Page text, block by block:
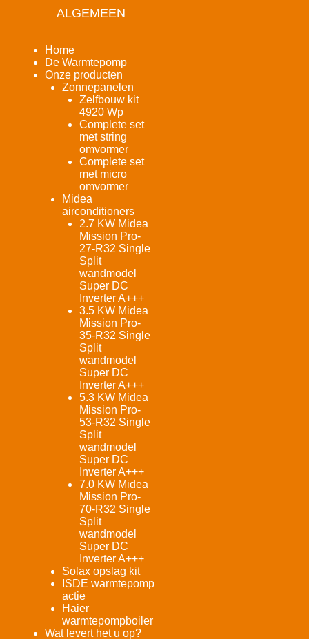
ALGEMEEN
Home
De Warmtepomp
Onze producten
Zonnepanelen
Zelfbouw kit
4920 Wp
Complete set
met string
omvormer
Complete set
met micro
omvormer
Midea
airconditioners
2.7 KW Midea
Mission Pro-
27-R32 Single
Split
wandmodel
Super DC
Inverter A+++
3.5 KW Midea
Mission Pro-
35-R32 Single
Split
wandmodel
Super DC
Inverter A+++
5.3 KW Midea
Mission Pro-
53-R32 Single
Split
wandmodel
Super DC
Inverter A+++
7.0 KW Midea
Mission Pro-
70-R32 Single
Split
wandmodel
Super DC
Inverter A+++
Solax opslag kit
ISDE warmtepomp
actie
Haier
warmtepompboiler
Wat levert het u op?